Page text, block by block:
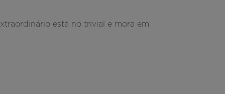
está no trivial e mora em